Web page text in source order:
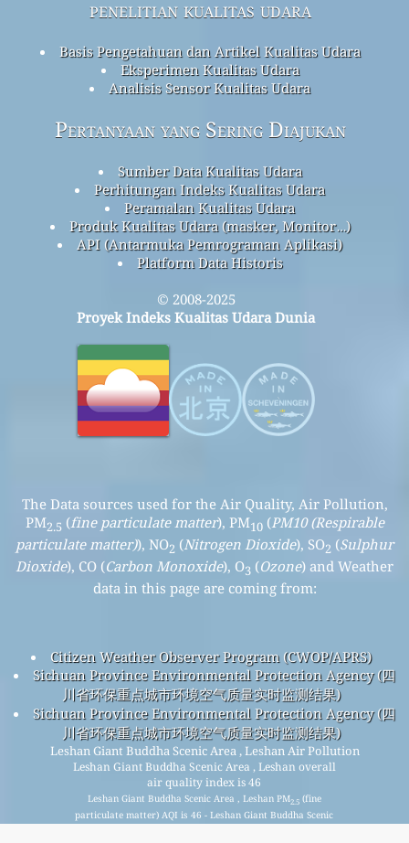
penelitian kualitas udara
Basis Pengetahuan dan Artikel Kualitas Udara
Eksperimen Kualitas Udara
Analisis Sensor Kualitas Udara
Pertanyaan yang Sering Diajukan
Sumber Data Kualitas Udara
Perhitungan Indeks Kualitas Udara
Peramalan Kualitas Udara
Produk Kualitas Udara (masker, Monitor…)
API (Antarmuka Pemrograman Aplikasi)
Platform Data Historis
© 2008-2025
Proyek Indeks Kualitas Udara Dunia
The Data sources used for the Air Quality, Air Pollution,
PM2.5 (fine particulate matter), PM10(PM10 (Respirable
particulate matter)), NO2 (Nitrogen Dioxide), SO2 (Sulphur
Dioxide), CO (Carbon Monoxide), O3 (Ozone) and Weather
data in this page are coming from:
Citizen Weather Observer Program (CWOP/APRS)
Sichuan Province Environmental Protection Agency (四
川省环保重点城市环境空气质量实时监测结果)
Sichuan Province Environmental Protection Agency (四
川省环保重点城市环境空气质量实时监测结果)
Leshan Giant Buddha Scenic Area , Leshan Air Pollution
Leshan Giant Buddha Scenic Area , Leshan overall
air quality index is 46
Leshan Giant Buddha Scenic Area , Leshan PM2.5(fine
particulate matter) AQI is 46 - Leshan Giant Buddha Scenic